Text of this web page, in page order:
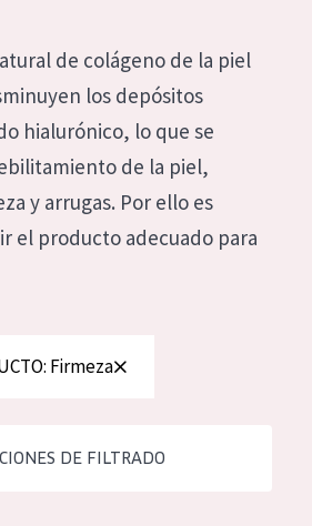
de colágeno de la piel
los depósitos
hialurónico, lo que se
de la piel,
y arrugas. Por ello es
el producto adecuado para
Firmeza
DE FILTRADO